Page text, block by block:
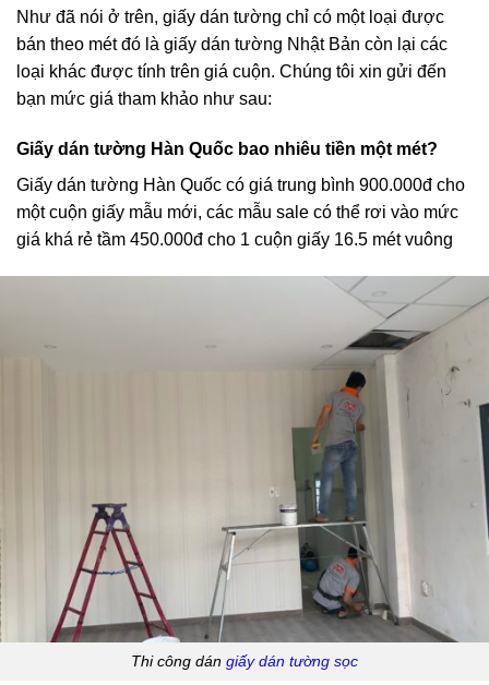
Như đã nói ở trên, giấy dán tường chỉ có một loại được
bán theo mét đó là giấy dán tường Nhật Bản còn lại các
loại khác được tính trên giá cuộn. Chúng tôi xin gửi đến
bạn mức giá tham khảo như sau:
Giấy dán tường Hàn Quốc bao nhiêu tiền một mét?
Giấy dán tường Hàn Quốc có giá trung bình 900.000đ cho
một cuộn giấy mẫu mới, các mẫu sale có thể rơi vào mức
giá khá rẻ tầm 450.000đ cho 1 cuộn giấy 16.5 mét vuông
Thi công dán giấy dán tường sọc